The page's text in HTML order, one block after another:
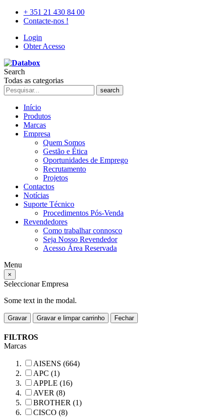
+ 351 21 430 84 00
Contacte-nos !
Login
Obter Acesso
Search
Todas as categorias
search
Início
Produtos
Marcas
Empresa
Quem Somos
Gestão e Ética
Oportunidades de Emprego
Recrutamento
Projetos
Contactos
Notícias
Suporte Técnico
Procedimentos Pós-Venda
Revendedores
Como trabalhar connosco
Seja Nosso Revendedor
Acesso Área Reservada
Menu
×
Seleccionar Empresa
Some text in the modal.
Gravar Gravar e limpar carrinho Fechar
FILTROS
Marcas
AISENS (664)
APC (1)
APPLE (16)
AVER (8)
BROTHER (1)
CISCO (8)